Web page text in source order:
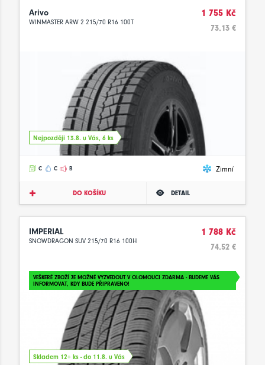
Arivo
WINMASTER ARW 2 215/70 R16 100T
1 755 Kč
73.13 €
Nejpozději 13.8. u Vás, 6 ks
C C B Zimní
DO KOŠÍKU DETAIL
IMPERIAL
SNOWDRAGON SUV 215/70 R16 100H
1 788 Kč
74.52 €
VEŠKERÉ ZBOŽÍ JE MOŽNÉ VYZVEDOUT V OLOMOUCI ZDARMA - BUDEME VÁS
INFORMOVAT, KDY BUDE PŘIPRAVENO!
Skladem 12+ ks - do 11.8. u Vás